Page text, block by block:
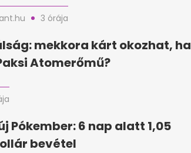
3 órája
mekkora kárt okozhat, ha
Atomerőmű?
Pókember: 6 nap alatt 1,05
bevétel